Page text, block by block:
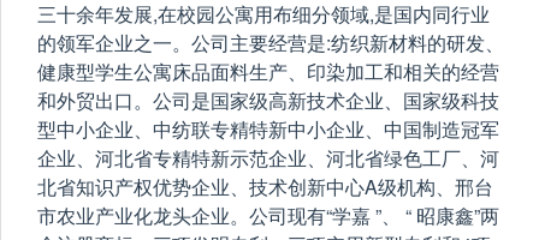
三十余年发展,在校园公寓用布细分领域,是国内同行业
的领军企业之一。公司主要经营是:纺织新材料的研发、
健康型学生公寓床品面料生产、印染加工和相关的经营
和外贸出口。公司是国家级高新技术企业、国家级科技
型中小企业、中纺联专精特新中小企业、中国制造冠军
企业、河北省专精特新示范企业、河北省绿色工厂、河
北省知识产权优势企业、技术创新中心A级机构、邢台
市农业产业化龙头企业。公司现有“学嘉 ”、 “ 昭康鑫”两